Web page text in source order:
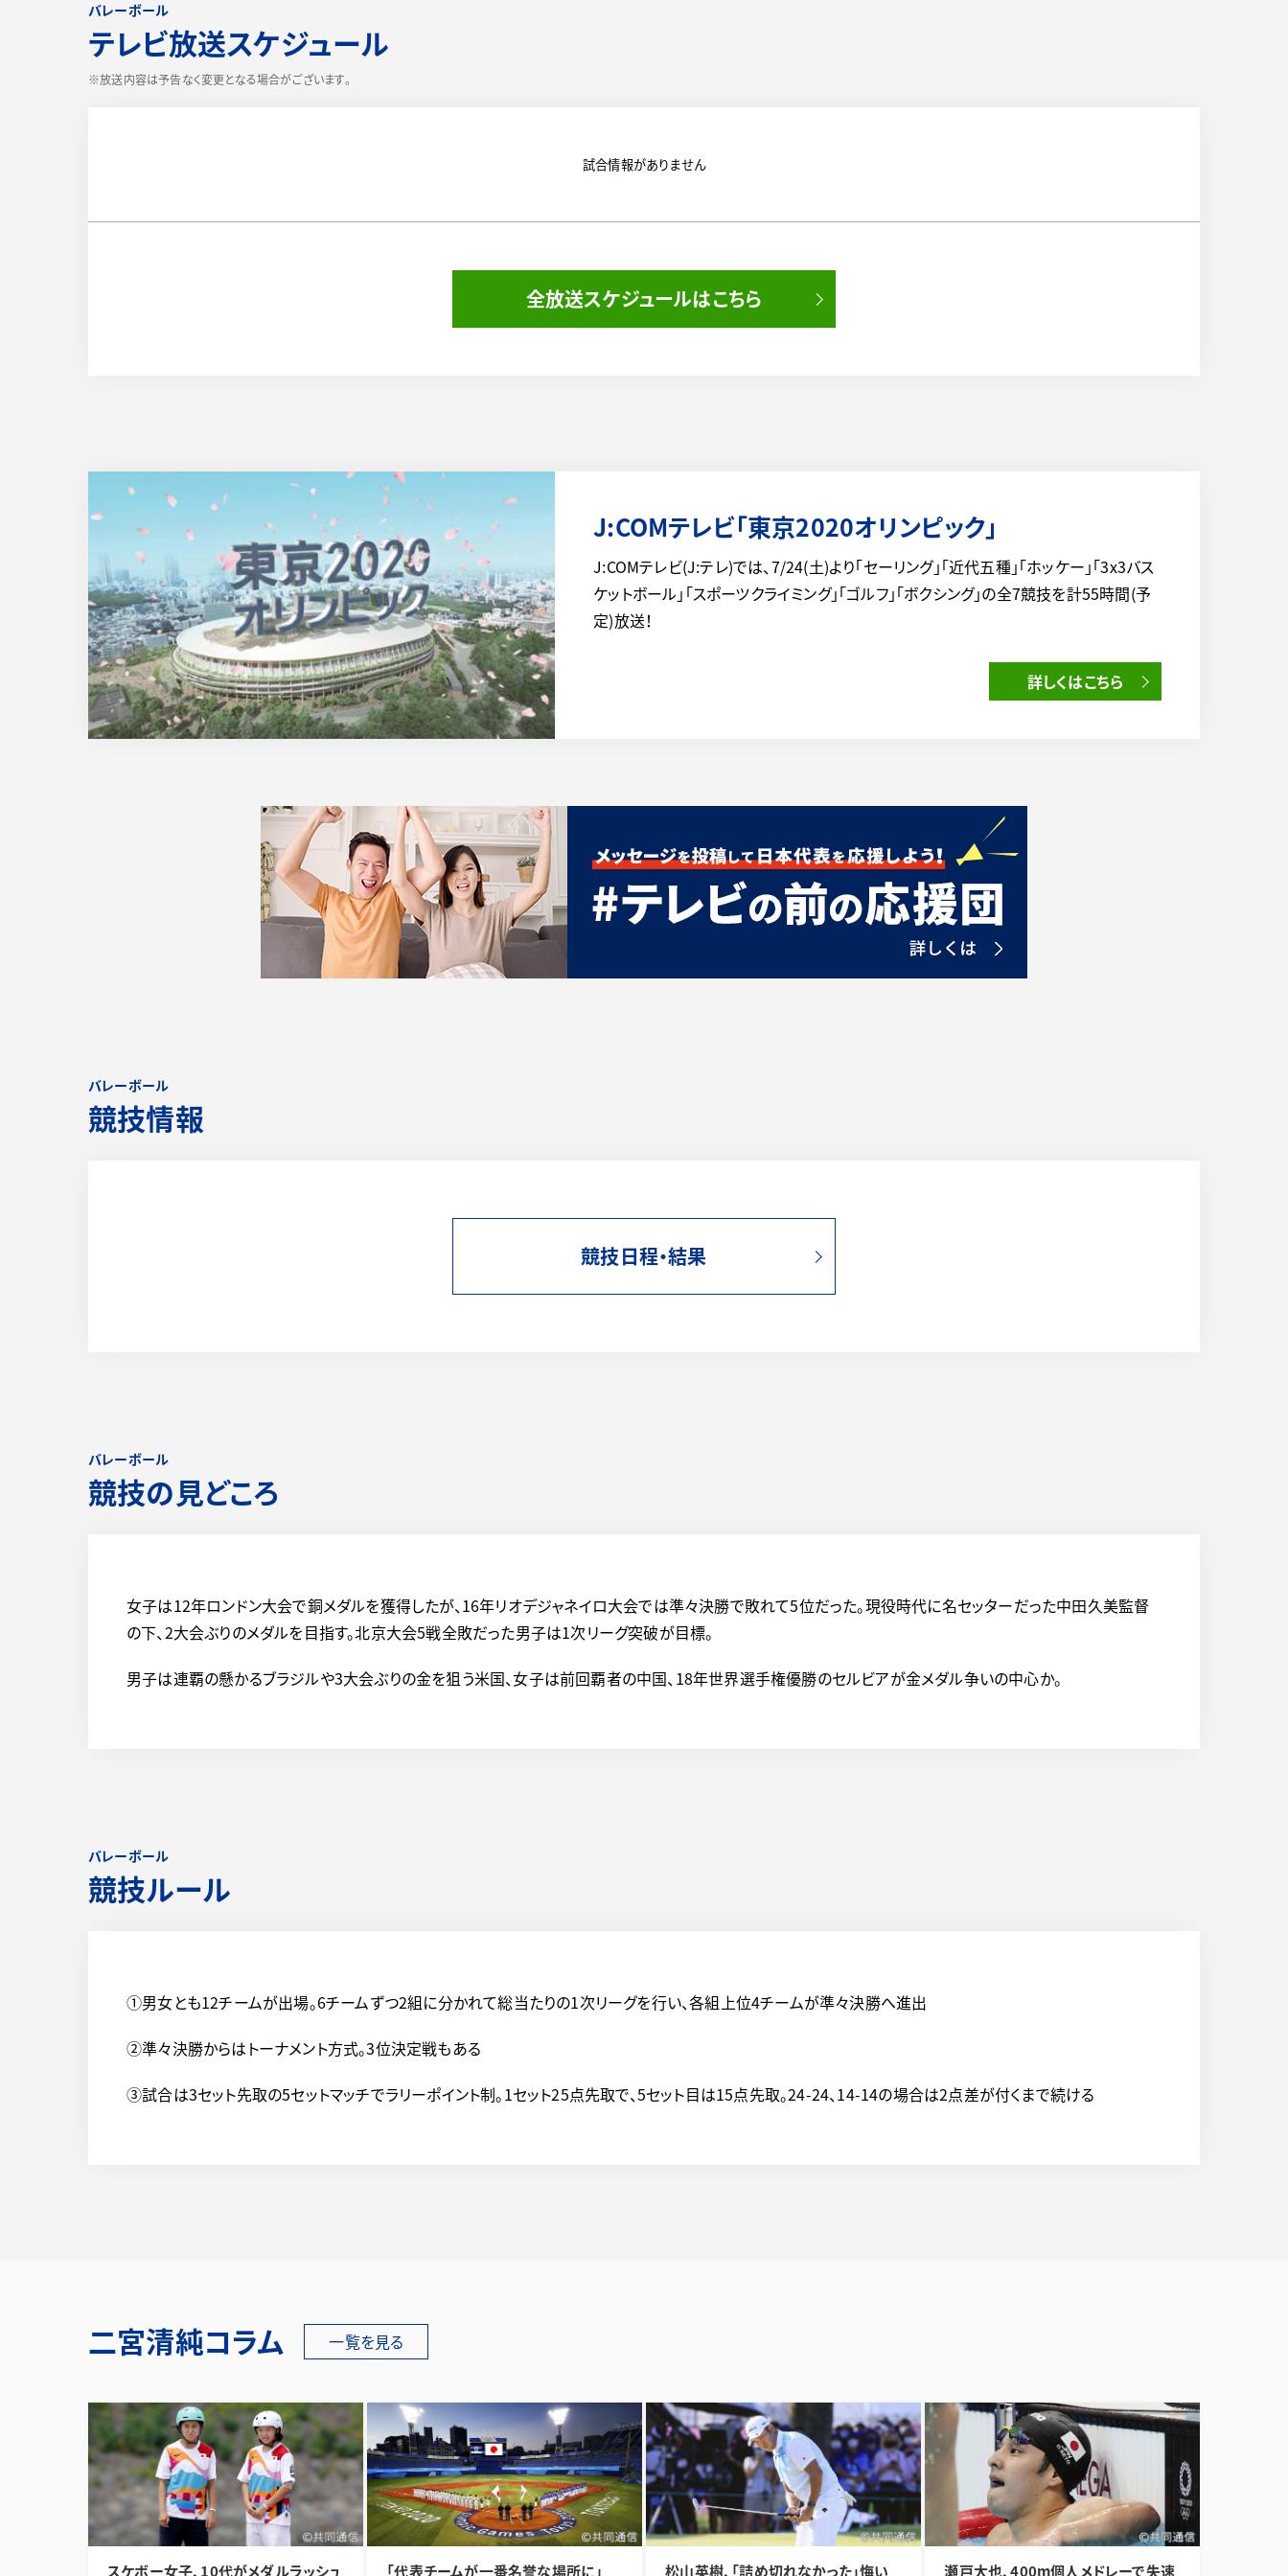
バレーボール
テレビ放送スケジュール
※放送内容は予告なく変更となる場合がございます。
試合情報がありません
全放送スケジュールはこちら
J:COMテレビ「東京2020オリンピック」
J:COMテレビ(J:テレ)では、7/24(土)より「セーリング」「近代五種」「ホッケー」「3x3バス
ケットボール」「スポーツクライミング」「ゴルフ」「ボクシング」の全7競技を計55時間(予
定)放送！
詳しくはこちら
バレーボール
競技情報
競技日程・結果
バレーボール
競技の見どころ
女子は12年ロンドン大会で銅メダルを獲得したが、16年リオデジャネイロ大会では準々決勝で敗れて5位だった。現役時代に名セッターだった中田久美監督
の下、2大会ぶりのメダルを目指す。北京大会5戦全敗だった男子は1次リーグ突破が目標。
男子は連覇の懸かるブラジルや3大会ぶりの金を狙う米国、女子は前回覇者の中国、18年世界選手権優勝のセルビアが金メダル争いの中心か。
バレーボール
競技ルール
①男女とも12チームが出場。6チームずつ2組に分かれて総当たりの1次リーグを行い、各組上位4チームが準々決勝へ進出
②準々決勝からはトーナメント方式。3位決定戦もある
③試合は3セット先取の5セットマッチでラリーポイント制。1セット25点先取で、5セット目は15点先取。24-24、14-14の場合は2点差が付くまで続ける
二宮清純コラム 一覧を見る
スケボー女子、10代がメダルラッシュ 「代表チームが一番名誉な場所に」 松山英樹、「詰め切れなかった」悔い 瀬戸大也、400m個人メドレーで失速